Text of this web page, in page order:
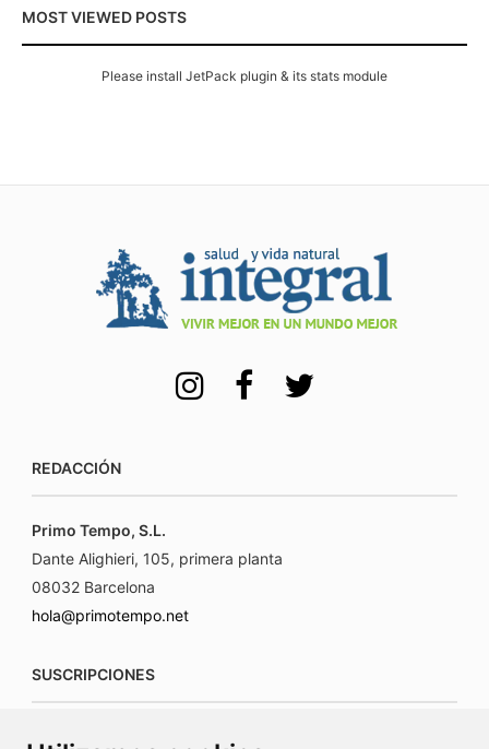
MOST VIEWED POSTS
Please install JetPack plugin & its stats module
REDACCIÓN
Primo Tempo, S.L.
Dante Alighieri, 105, primera planta
08032 Barcelona
hola@primotempo.net
SUSCRIPCIONES